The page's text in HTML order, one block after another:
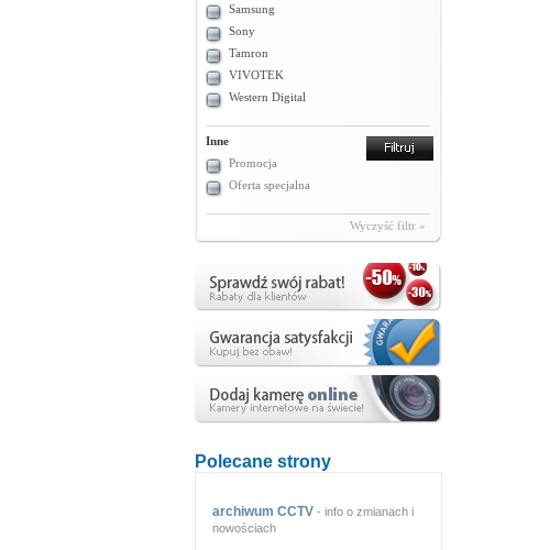
Samsung
Sony
Tamron
VIVOTEK
Western Digital
Inne
Promocja
Oferta specjalna
Wyczyść filtr »
Polecane strony
archiwum CCTV - info o zmianach i
nowościach